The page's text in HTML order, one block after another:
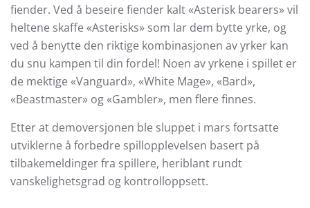
fiender. Ved å beseire fiender kalt «Asterisk bearers» vil
heltene skaffe «Asterisks» som lar dem bytte yrke, og
ved å benytte den riktige kombinasjonen av yrker kan
du snu kampen til din fordel! Noen av yrkene i spillet er
de mektige «Vanguard», «White Mage», «Bard»,
«Beastmaster» og «Gambler», men flere finnes.
Etter at demoversjonen ble sluppet i mars fortsatte
utviklerne å forbedre spillopplevelsen basert på
tilbakemeldinger fra spillere, heriblant rundt
vanskelighetsgrad og kontrolloppsett.